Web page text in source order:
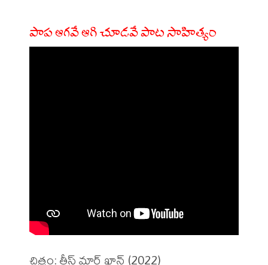
పాప ఆగవే ఆగి చూడవే పాట సాహిత్యం
చిత్రం: తీస్ మార్ ఖాన్ (2022)